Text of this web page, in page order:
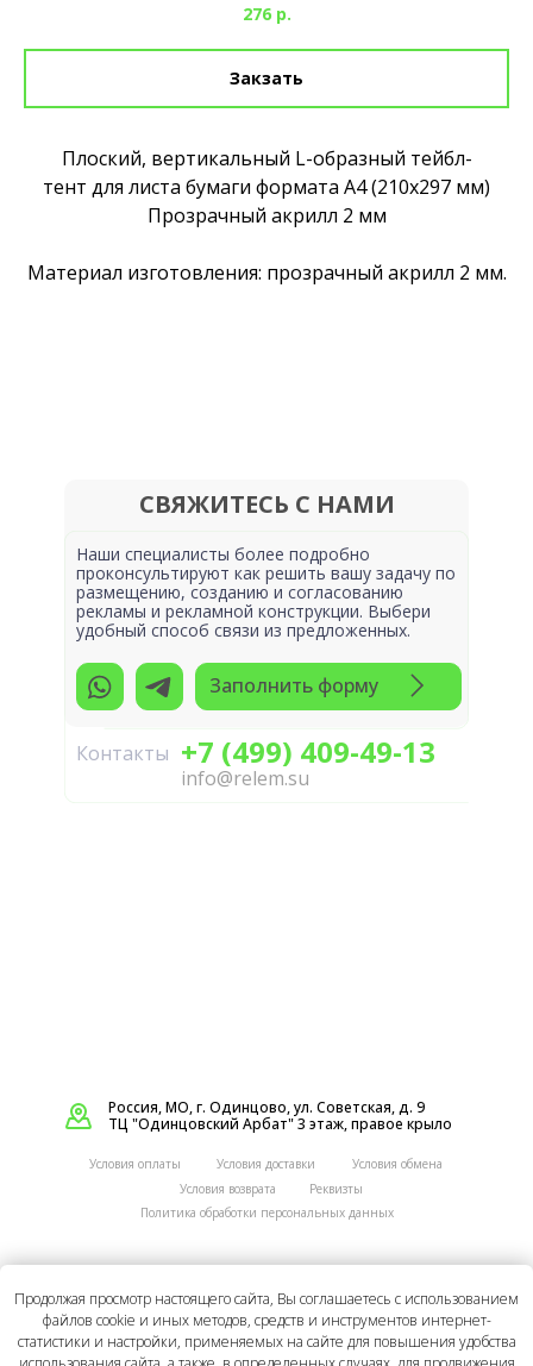
276 р.
Закзать
Плоский, вертикальный L-образный тейбл-
тент для листа бумаги формата А4 (210х297 мм)
Прозрачный акрилл 2 мм
Материал изготовления: прозрачный акрилл 2 мм.
СВЯЖИТЕСЬ С НАМИ
Контакты
Наши специалисты более подробно
проконсультируют как решить вашу задачу по
размещению, созданию и согласованию
рекламы и рекламной конструкции. Выбери
удобный способ связи из предложенных.
+7 (499) 409-49-13
info@relem.su
Россия, МО, г. Одинцово, ул. Советская, д. 9
ТЦ "Одинцовский Арбат" 3 этаж, правое крыло
Заполнить форму
Политика обработки персональных данных
Условия доставки Условия обмена
Условия оплаты
Реквизты
Условия возврата
Вся содержащаяся на Сайте информация носит
исключительно ознакомительный характер, не
является исчерпывающей и не является публичной
офертой, определяемой положениями статьи 437
Гражданского кодекса РФ. Мы не гарантируем
Продолжая просмотр настоящего сайта, Вы соглашаетесь с использованием
файлов cookie и иных методов, средств и инструментов интернет-
статистики и настройки, применяемых на сайте для повышения удобства